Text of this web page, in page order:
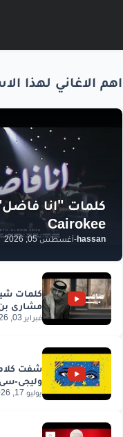
اهم الاغاني لهذا
hassan
-أغسطس 05, 2026
فبراير 03, 2026
يوليو 17, 2026